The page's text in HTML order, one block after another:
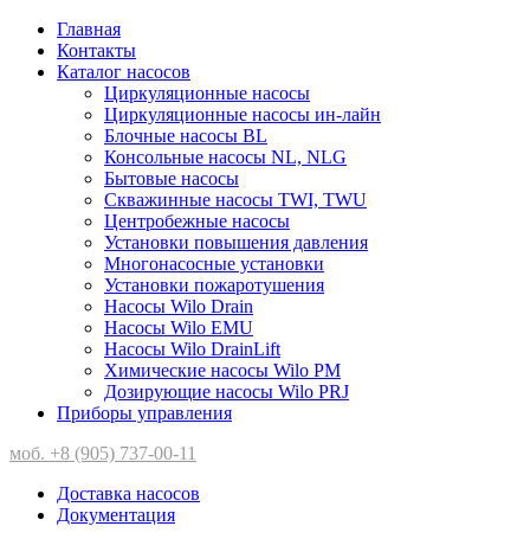
Главная
Контакты
Каталог насосов
Циркуляционные насосы
Циркуляционные насосы ин-лайн
Блочные насосы BL
Консольные насосы NL, NLG
Бытовые насосы
Скважинные насосы TWI, TWU
Центробежные насосы
Установки повышения давления
Многонасосные установки
Установки пожаротушения
Насосы Wilo Drain
Насосы Wilo EMU
Насосы Wilo DrainLift
Химические насосы Wilo PM
Дозирующие насосы Wilo PRJ
Приборы управления
моб. +8 (905) 737-00-11
Доставка насосов
Документация